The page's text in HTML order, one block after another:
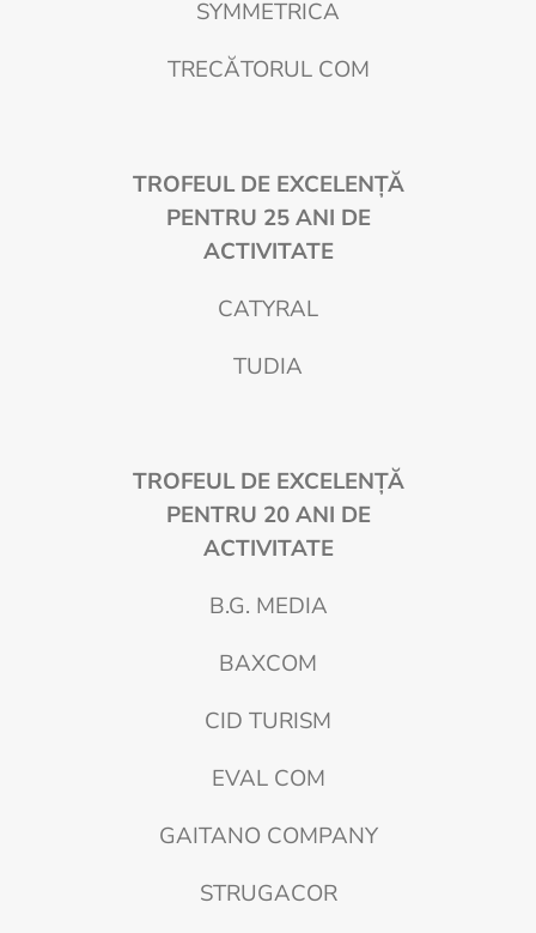
SYMMETRICA
TRECĂTORUL COM
TROFEUL DE EXCELENȚĂ
PENTRU 25 ANI DE
ACTIVITATE
CATYRAL
TUDIA
TROFEUL DE EXCELENȚĂ
PENTRU 20 ANI DE
ACTIVITATE
B.G. MEDIA
BAXCOM
CID TURISM
EVAL COM
GAITANO COMPANY
STRUGACOR